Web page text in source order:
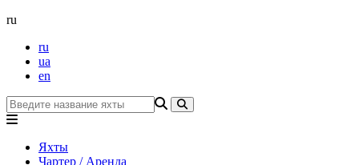
ru
ru
ua
en
Яхты
Чартер / Аренда